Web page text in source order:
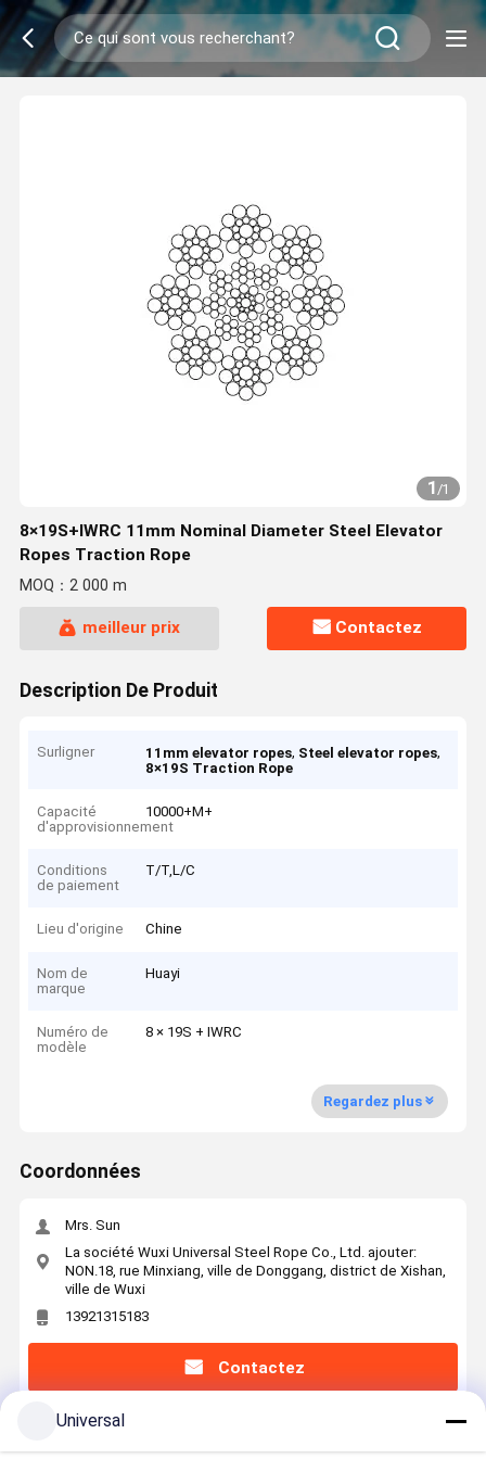
1/1
8×19S+IWRC 11mm Nominal Diameter Steel Elevator
Ropes Traction Rope
MOQ：2 000 m
meilleur prix Contactez
Description De Produit
Surligner 11mm elevator ropes, Steel elevator ropes,
8×19S Traction Rope
Capacité
d'approvisionnement
10000+M+
Conditions
de paiement
T/T,L/C
Lieu d'origine Chine
Nom de
marque
Huayi
Numéro de
modèle
8 × 19S + IWRC
Regardez plus
Coordonnées
Mrs. Sun
La société Wuxi Universal Steel Rope Co., Ltd. ajouter:
NON.18, rue Minxiang, ville de Donggang, district de Xishan,
ville de Wuxi
13921315183
Contactez
Universal